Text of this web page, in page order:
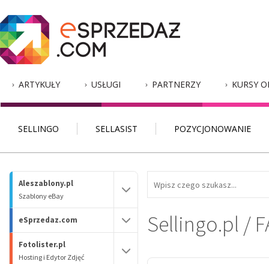
ARTYKUŁY USŁUGI PARTNERZY KURSY
SELLINGO SELLASIST POZYCJONOWANIE
Aleszablony.pl
Szablony eBay
eSprzedaz.com
Fotolister.pl
Hosting i Edytor Zdjęć
Sellingo.pl /